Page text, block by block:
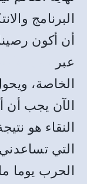
البرنامج
أن أكون
عبر
الخاصة،
الآن يجب أن
النقاء هو
التي
الحرب يوما